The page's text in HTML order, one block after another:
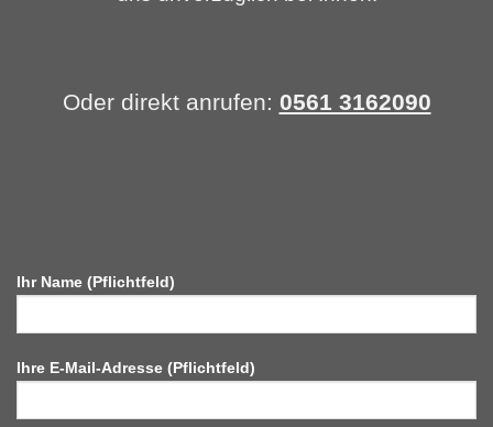
Oder direkt anrufen: 0561 3162090
Ihr Name (Pflichtfeld)
Ihre E-Mail-Adresse (Pflichtfeld)